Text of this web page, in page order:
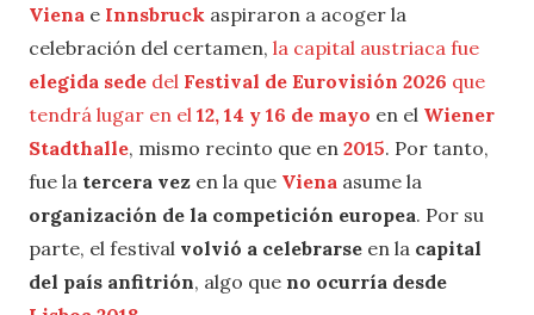
Viena e Innsbruck aspiraron a acoger la
celebración del certamen, la capital austriaca fue
elegida sede del Festival de Eurovisión 2026 que
tendrá lugar en el 12, 14 y 16 de mayo en el Wiener
Stadthalle, mismo recinto que en 2015. Por tanto,
fue la tercera vez en la que Viena asume la
organización de la competición europea. Por su
parte, el festival volvió a celebrarse en la capital
del país anfitrión, algo que no ocurría desde